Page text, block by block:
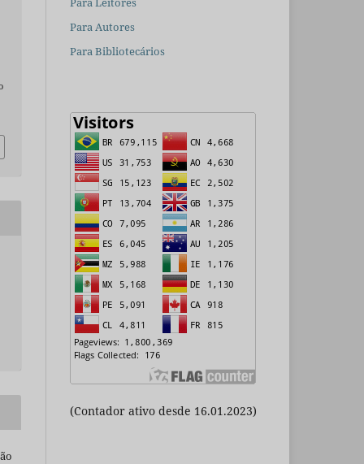
Para Autores
Para Bibliotecários
(Contador ativo desde 16.01.2023)